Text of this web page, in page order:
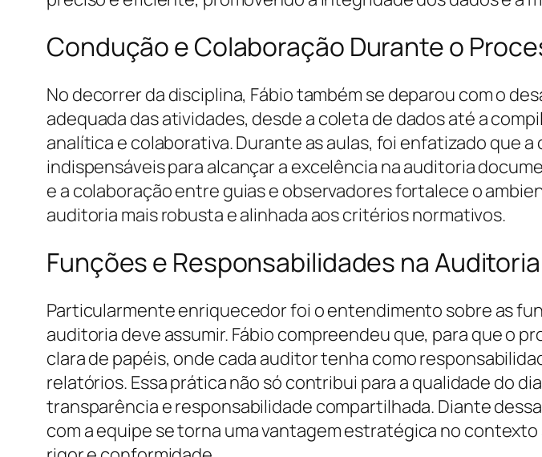
Condução e Colaboração Durante o
No decorrer da disciplina, Fábio também se deparou com o
adequada das atividades, desde a coleta de dados até a
analítica e colaborativa. Durante as aulas, foi enfatizado que
indispensáveis para alcançar a excelência na auditoria
e a colaboração entre guias e observadores fortalece o
auditoria mais robusta e alinhada aos critérios normativos.
Funções e Responsabilidades na
Particularmente enriquecedor foi o entendimento sobre as
auditoria deve assumir. Fábio compreendeu que, para que o
clara de papéis, onde cada auditor tenha como
relatórios. Essa prática não só contribui para a qualidade do
transparência e responsabilidade compartilhada. Diante
com a equipe se torna uma vantagem estratégica no